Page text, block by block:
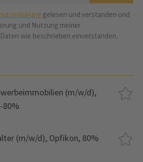
gelesen und verstanden und
und Nutzung meiner
wie beschrieben einverstanden.
(m/w/d),
80%
(m/w/d), Opfikon, 80%